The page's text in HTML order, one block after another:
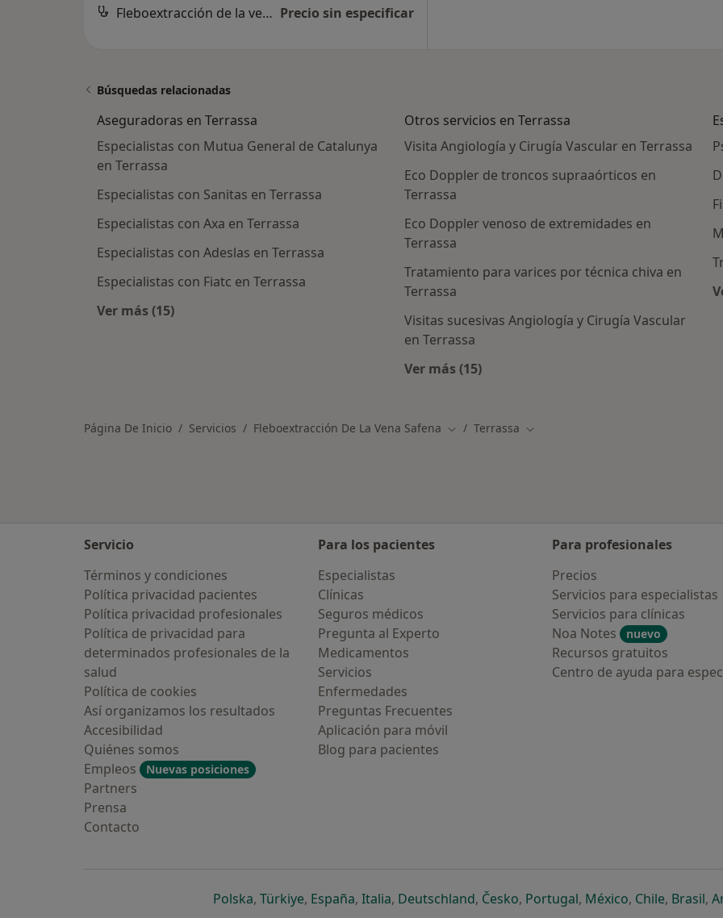
Fleboextracción de la vena safena Precio sin especificar
Búsquedas relacionadas
Aseguradoras en Terrassa
Especialistas con Mutua General de Catalunya
en Terrassa
Especialistas con Sanitas en Terrassa
Especialistas con Axa en Terrassa
Especialistas con Adeslas en Terrassa
Especialistas con Fiatc en Terrassa
Ver más (15)
Más en esta categoría: Aseguradoras en Terrassa
Otros servicios en Terrassa
Visita Angiología y Cirugía Vascular en Terrassa
Eco Doppler de troncos supraaórticos en
Terrassa
Eco Doppler venoso de extremidades en
Terrassa
Tratamiento para varices por técnica chiva en
Terrassa
Visitas sucesivas Angiología y Cirugía Vascular
en Terrassa
Ver más (15)
Página De Inicio Servicios Fleboextracción De La Vena Safena Cambiar de ciudad
Terrassa Cambiar de ciudad
Servicio
Términos y condiciones
Política privacidad pacientes
Política privacidad profesionales
Política de privacidad para
determinados profesionales de la
salud
Política de cookies
Así organizamos los resultados
Accesibilidad
Quiénes somos
Empleos
Nuevas posiciones
Partners
Prensa
Contacto
Para los pacientes
Especialistas
Clínicas
Seguros médicos
Pregunta al Experto
Medicamentos
Servicios
Enfermedades
Preguntas Frecuentes
Aplicación para móvil
Blog para pacientes
Para profesionales
Precios
Servicios para especialistas
Servicios para clínicas
Noa Notes
nuevo
Recursos gratuitos
Centro de ayuda para
Polskase abre en una nueva pestaña
, Türkiyese abre en una nueva pestaña
, Españase abre en una nueva pestaña
, Italiase abre en una nueva pestaña
, Deutschlandse abre en una nueva pestaña
, Českose abre en una nueva pestaña
, Portugalse abre en una nueva
, Méxicose abre en una
, Chilese abre
, Brasilse
,
vez has usado una app o
de IA para hablar sobre un
emocional o psicológico?
pero lo consideraría